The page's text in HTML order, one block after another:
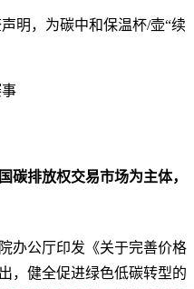
明，为碳中和保温杯/壶“续
碳排放权交易市场为主体，
办公厅印发《关于完善价格
，健全促进绿色低碳转型的